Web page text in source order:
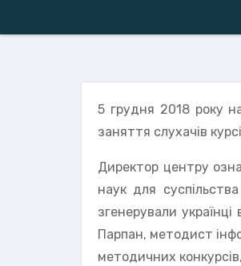
5 грудня 2018 року
заняття слухачів
Директор центру
наук для
згенерували
Парпан, методист
методичних